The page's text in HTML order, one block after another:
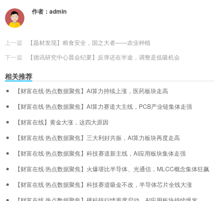
作者： admin
上一篇
【题材发现】粮食安全，国之大者——农业种植
下一篇
【德讯研究中心晨会纪要】反弹还在半途，调整是低吸机会
相关推荐
【财富在线·热点数据聚焦】AI算力持续上涨，医药板块走高
【财富在线·热点数据聚焦】AI算力赛道大主线，PCB产业链集体走强
【财富在线】黄金大涨，这四大原因
【财富在线·热点数据聚焦】三大利好共振，AI算力板块再度走高
【财富在线·热点数据聚焦】科技赛道新主线，AI应用板块集体走强
【财富在线·热点数据聚焦】火爆堪比半导体、光通信，MLCC概念集体狂飙
【财富在线·热点数据聚焦】科技赛道吸金不改，半导体芯片全线大涨